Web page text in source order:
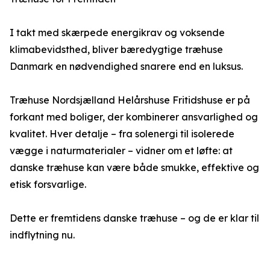
I takt med skærpede energikrav og voksende
klimabevidsthed, bliver bæredygtige træhuse
Danmark en nødvendighed snarere end en luksus.
Træhuse Nordsjælland Helårshuse Fritidshuse er på
forkant med boliger, der kombinerer ansvarlighed og
kvalitet. Hver detalje – fra solenergi til isolerede
vægge i naturmaterialer – vidner om et løfte: at
danske træhuse kan være både smukke, effektive og
etisk forsvarlige.
Dette er fremtidens danske træhuse – og de er klar til
indflytning nu.